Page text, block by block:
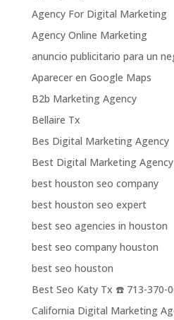
Agency For Digital Marketing
Agency Online Marketing
anuncio publicitario para un
Aparecer en Google Maps
B2b Marketing Agency
Bellaire Tx
Bes Digital Marketing Agency
Best Digital Marketing Agency
best houston seo company
best houston seo expert
best seo agencies in houston
best seo company houston
best seo houston
Best Seo Katy Tx ☎️ 713-370-
California Digital Marketing